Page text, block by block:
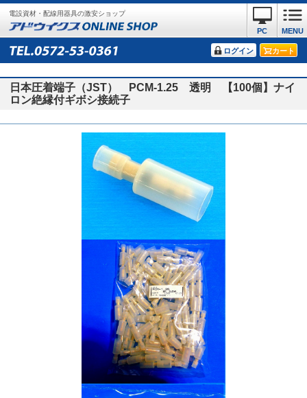
電設資材・配線用器具の激安ショップ
MENU
PC
ログイン カート
日本圧着端子（JST） PCM-1.25 透明 【100個】ナイ
ロン絶縁付ギボシ接続子